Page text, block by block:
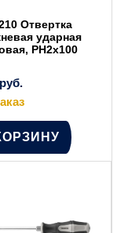
Отвертка
ударная
PH2x100
руб.